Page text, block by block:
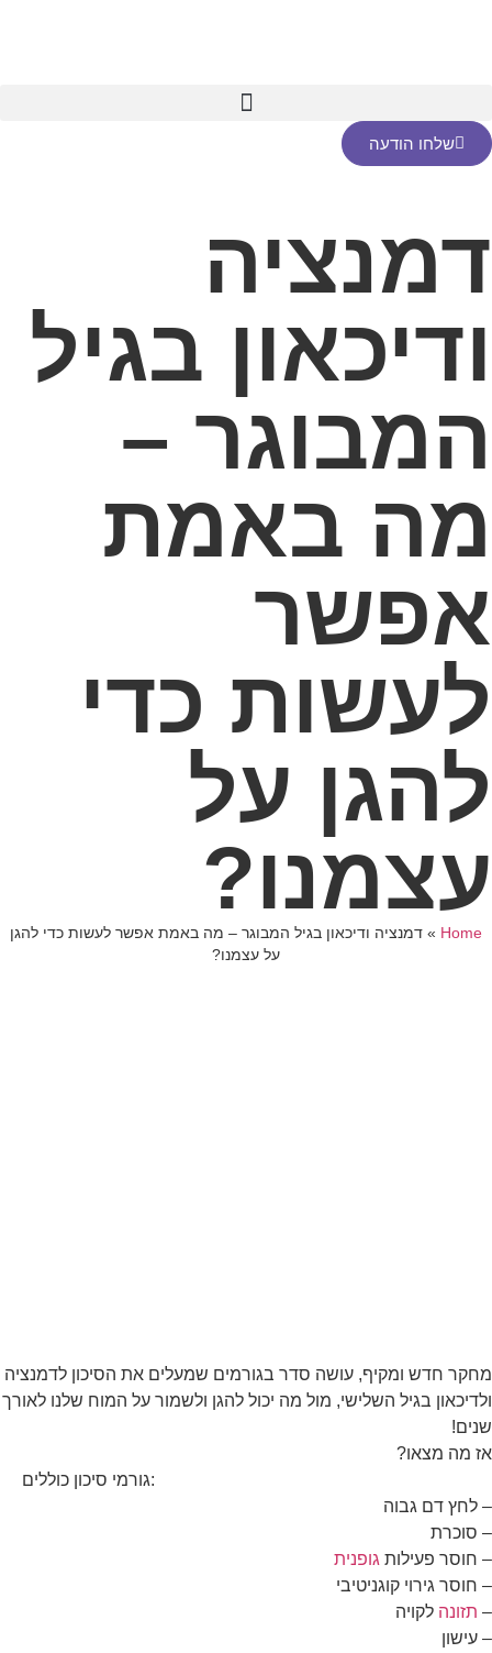
שלחו הודעה
דמנציה
ודיכאון בגיל
המבוגר –
מה באמת
אפשר
לעשות כדי
להגן על
עצמנו?
Home
» דמנציה ודיכאון בגיל המבוגר – מה באמת אפשר לעשות כדי להגן
על עצמנו?
מחקר חדש ומקיף, עושה סדר בגורמים שמעלים את הסיכון לדמנציה
ולדיכאון בגיל השלישי, מול מה יכול להגן ולשמור על המוח שלנו לאורך
שנים!
אז מה מצאו?
גורמי סיכון כוללים:
– לחץ דם גבוה
– סוכרת
– חוסר פעילות גופנית
– חוסר גירוי קוגניטיבי
– תזונה לקויה
– עישון